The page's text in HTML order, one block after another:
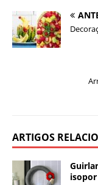
ARTIGOS
isopor